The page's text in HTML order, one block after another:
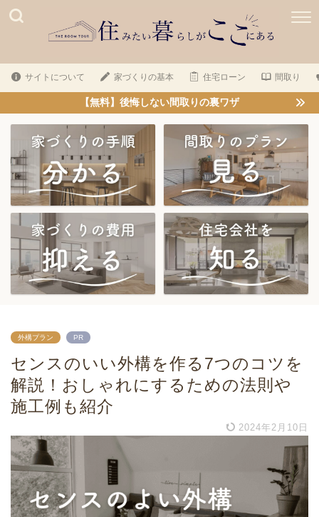
サイトについて 家づくりの基本 住宅ローン 間取り
【無料】後悔しない間取りの裏ワザ
外構プラン PR
センスのいい外構を作る7つのコツを
解説！おしゃれにするための法則や
施工例も紹介
2024年2月10日